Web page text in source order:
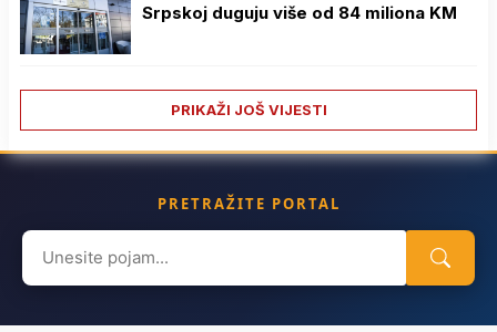
Srpskoj duguju više od 84 miliona KM
PRIKAŽI JOŠ VIJESTI
PRETRAŽITE PORTAL
Search
for: